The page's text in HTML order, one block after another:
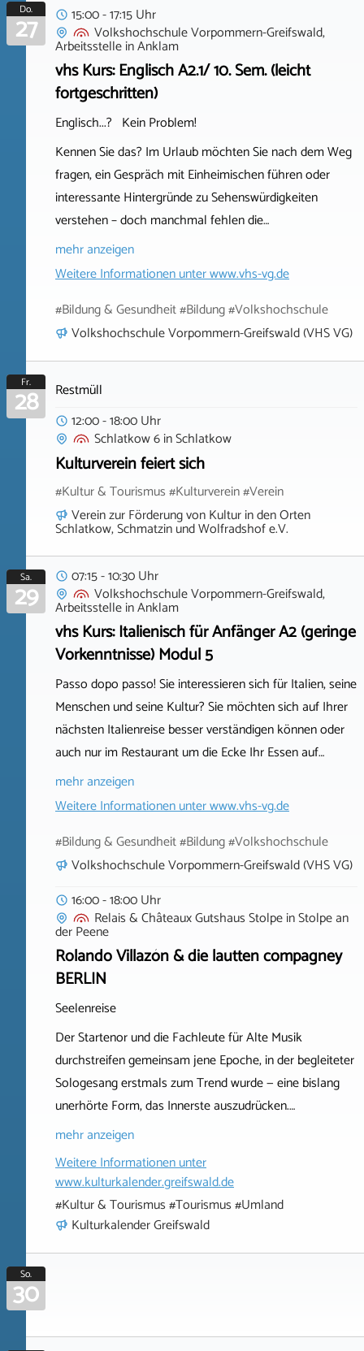
Do.
27
15:00 - 17:15 Uhr
Volkshochschule Vorpommern-Greifswald,
ArbeitsstelleinAnklam
vhs Kurs: Englisch A2.1/ 10. Sem. (leicht
fortgeschritten)
Englisch...? Kein Problem!
Kennen Sie das? Im Urlaub möchten Sie nach dem Weg
fragen, ein Gespräch mit Einheimischen führen oder
interessante Hintergründe zu Sehenswürdigkeiten
verstehen – doch manchmal fehlen die…
mehr anzeigen
Weitere Informationen unterwww.vhs-vg.de
#Bildung & Gesundheit #Bildung #Volkshochschule
Volkshochschule Vorpommern-Greifswald (VHS VG)
Fr.
28
Restmüll
12:00 - 18:00 Uhr
Schlatkow 6inSchlatkow
Kulturverein feiert sich
#Kultur & Tourismus #Kulturverein #Verein
Verein zur Förderung von Kultur in den Orten
Schlatkow, Schmatzin und Wolfradshof e.V.
Sa.
29
07:15 - 10:30 Uhr
Volkshochschule Vorpommern-Greifswald,
ArbeitsstelleinAnklam
vhs Kurs: Italienisch für Anfänger A2 (geringe
Vorkenntnisse) Modul 5
Passo dopo passo! Sie interessieren sich für Italien, seine
Menschen und seine Kultur? Sie möchten sich auf Ihrer
nächsten Italienreise besser verständigen können oder
auch nur im Restaurant um die Ecke Ihr Essen auf…
mehr anzeigen
Weitere Informationen unterwww.vhs-vg.de
#Bildung & Gesundheit #Bildung #Volkshochschule
Volkshochschule Vorpommern-Greifswald (VHS VG)
16:00 - 18:00 Uhr
Relais & Châteaux Gutshaus StolpeinStolpe an
der Peene
Rolando Villazón & die lautten compagney
BERLIN
Seelenreise
Der Startenor und die Fachleute für Alte Musik
durchstreifen gemeinsam jene Epoche, in der begleiteter
Sologesang erstmals zum Trend wurde — eine bislang
unerhörte Form, das Innerste auszudrücken.…
mehr anzeigen
Weitere Informationen unter
www.kulturkalender.greifswald.de
#Kultur & Tourismus #Tourismus #Umland
Kulturkalender Greifswald
So.
30